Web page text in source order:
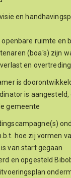
en
ruimte en
(boa's) zijn
en
is
is aangesteld,
gemeente
hoe zij vormen
van start gegaan
en opgesteld